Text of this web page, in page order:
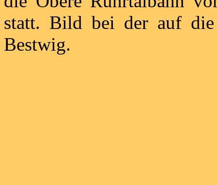
statt. Bild bei der auf
Bestwig.